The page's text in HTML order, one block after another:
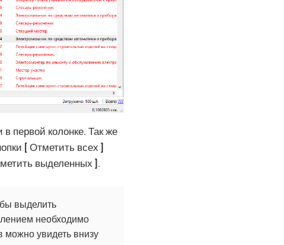
первой колонке. Так же
Отметить всех
выделенных .
выделить
необходимо
можно увидеть внизу